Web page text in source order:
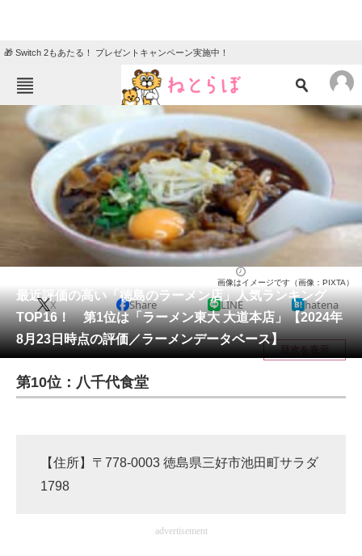
🎁 Switch 2もあたる！ プレゼントキャンペーン実施中！
ねとらぼメニュー
ニュース
エンタメ クイズ
グルメ 地域
教育・育児
リサーチ
会員記事
メディア
注目記事を集めた総合ページ
ITの今と未来を見通す
進化するPCとデバイスの未来
ビジネスと働き方のヒント
最近評価の高い「徳島のラーメン店」人気ランキング
TOP16！ 第1位は「ラーメン東大 大道本店」【2024年
8月23日時点の評価／ラーメンデータベース】
画像はイメージです（画像：PIXTA）
X Share LINE hatena
目次を表示
第10位：八千代食堂
【住所】〒778-0003 徳島県三好市池田町サラダ
1798
advertisement